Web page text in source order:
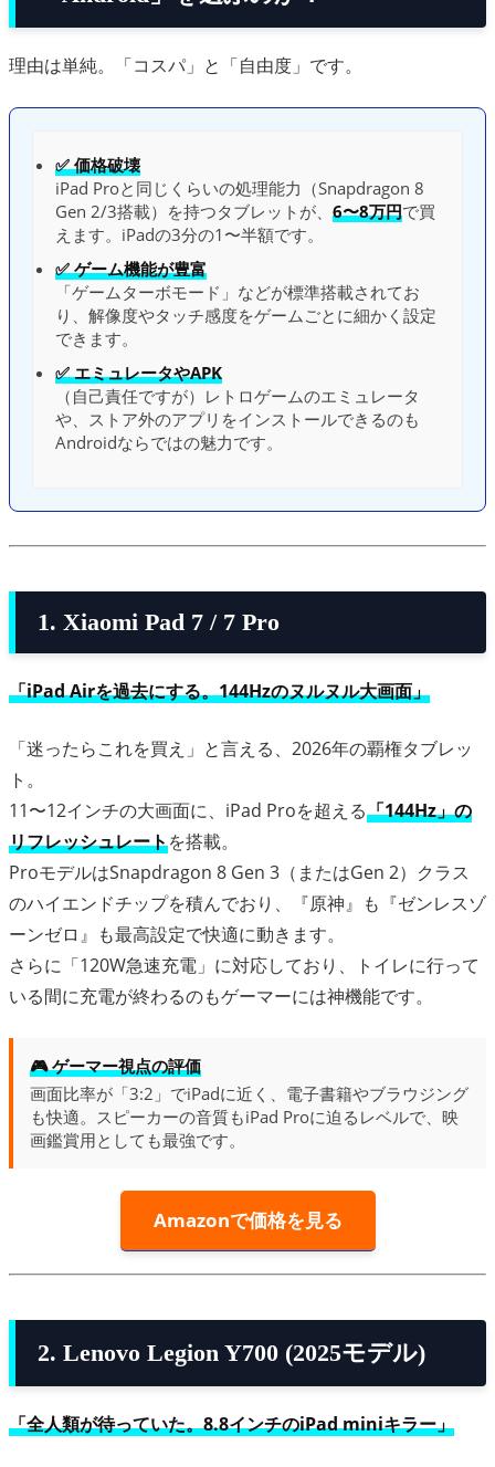
理由は単純。「コスパ」と「自由度」です。
✅ 価格破壊
iPad Proと同じくらいの処理能力（Snapdragon 8
Gen 2/3搭載）を持つタブレットが、 6〜8万円で買
えます。iPadの3分の1〜半額です。
✅ ゲーム機能が豊富
「ゲームターボモード」などが標準搭載されてお
り、解像度やタッチ感度をゲームごとに細かく設定
できます。
✅ エミュレータやAPK
（自己責任ですが）レトロゲームのエミュレータ
や、ストア外のアプリをインストールできるのも
Androidならではの魅力です。
1. Xiaomi Pad 7 / 7 Pro
「iPad Airを過去にする。144Hzのヌルヌル大画面」
「迷ったらこれを買え」と言える、2026年の覇権タブレッ
ト。
11〜12インチの大画面に、iPad Proを超える「144Hz」の
リフレッシュレートを搭載。
ProモデルはSnapdragon 8 Gen 3（またはGen 2）クラス
のハイエンドチップを積んでおり、『原神』も『ゼンレスゾ
ーンゼロ』も最高設定で快適に動きます。
さらに「120W急速充電」に対応しており、トイレに行って
いる間に充電が終わるのもゲーマーには神機能です。
🎮 ゲーマー視点の評価
画面比率が「3:2」でiPadに近く、電子書籍やブラウジング
も快適。スピーカーの音質もiPad Proに迫るレベルで、映
画鑑賞用としても最強です。
Amazonで価格を見る
2. Lenovo Legion Y700 (2025モデル)
「全人類が待っていた。8.8インチのiPad miniキラー」